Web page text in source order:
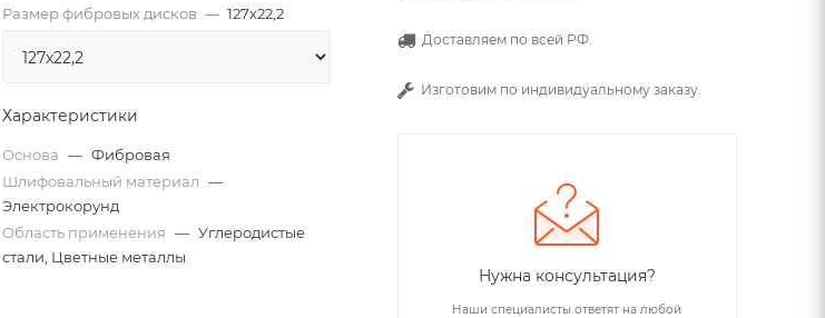
Размер фибровых дисков — 127x22,2
Характеристики
Основа — Фибровая
Шлифовальный материал —
Электрокорунд
Область применения — Углеродистые
стали, Цветные металлы
Доставляем по всей РФ.
Изготовим по индивидуальному заказу.
Нужна консультация?
Наши специалисты ответят на любой